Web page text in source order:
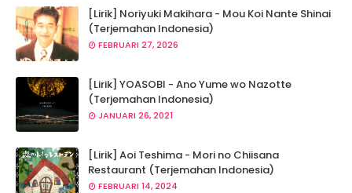
[Lirik] Noriyuki Makihara - Mou Koi Nante Shinai
(Terjemahan Indonesia)
FEBRUARI 27, 2026
[Lirik] YOASOBI - Ano Yume wo Nazotte
(Terjemahan Indonesia)
JANUARI 26, 2021
[Lirik] Aoi Teshima - Mori no Chiisana
Restaurant (Terjemahan Indonesia)
FEBRUARI 14, 2024